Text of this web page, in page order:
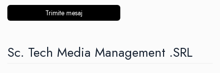
Sc. Tech Media Management .SRL